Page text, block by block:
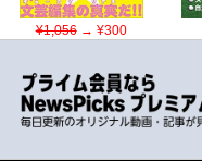
¥1,056→ ¥300